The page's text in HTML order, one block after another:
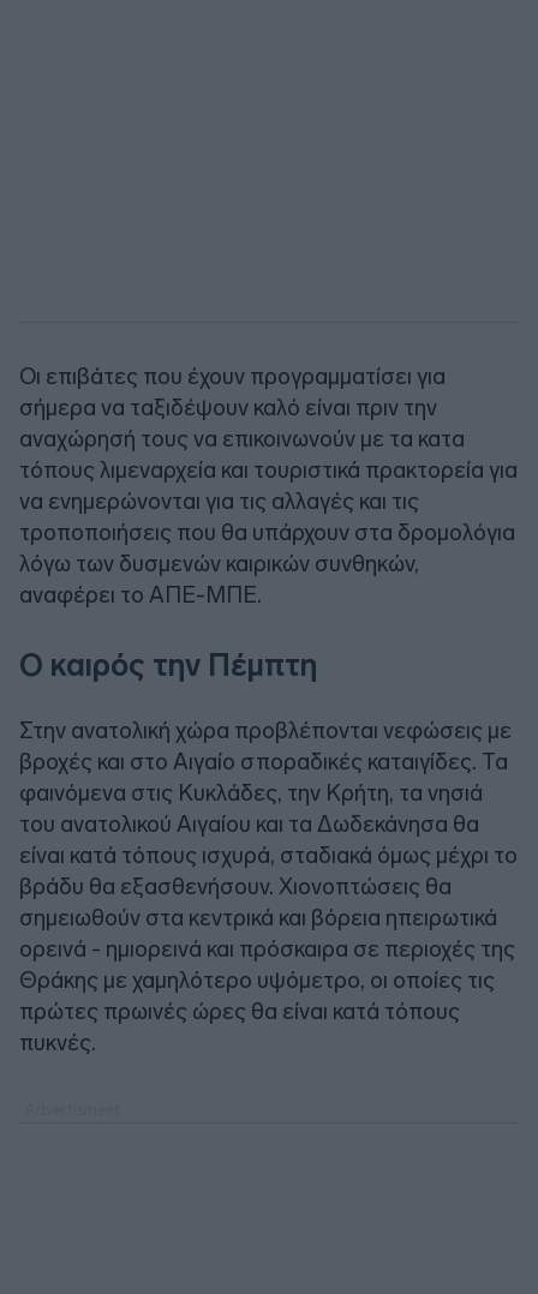
Οι επιβάτες που έχουν προγραμματίσει για
σήμερα να ταξιδέψουν καλό είναι πριν την
αναχώρησή τους να επικοινωνούν με τα κατα
τόπους λιμεναρχεία και τουριστικά πρακτορεία για
να ενημερώνονται για τις αλλαγές και τις
τροποποιήσεις που θα υπάρχουν στα δρομολόγια
λόγω των δυσμενών καιρικών συνθηκών,
αναφέρει το ΑΠΕ-ΜΠΕ.
Ο καιρός την Πέμπτη
Στην ανατολική χώρα προβλέπονται νεφώσεις με
βροχές και στο Αιγαίο σποραδικές καταιγίδες. Τα
φαινόμενα στις Κυκλάδες, την Κρήτη, τα νησιά
του ανατολικού Αιγαίου και τα Δωδεκάνησα θα
είναι κατά τόπους ισχυρά, σταδιακά όμως μέχρι το
βράδυ θα εξασθενήσουν. Χιονοπτώσεις θα
σημειωθούν στα κεντρικά και βόρεια ηπειρωτικά
ορεινά - ημιορεινά και πρόσκαιρα σε περιοχές της
Θράκης με χαμηλότερο υψόμετρο, οι οποίες τις
πρώτες πρωινές ώρες θα είναι κατά τόπους
πυκνές.